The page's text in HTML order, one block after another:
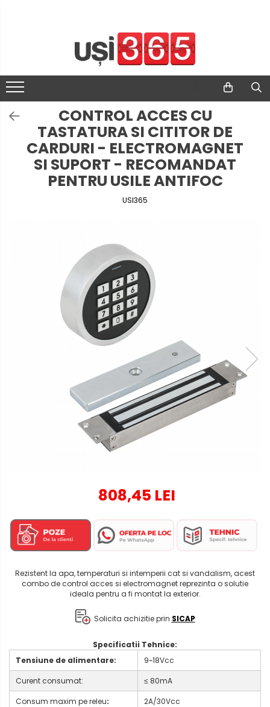
CONTROL ACCES CU
TASTATURA SI CITITOR DE
CARDURI - ELECTROMAGNET
SI SUPORT - RECOMANDAT
PENTRU USILE ANTIFOC
USI365
808,45 LEI
Rezistent la apa, temperaturi si intemperii cat si vandalism, acest
combo de control acces si electromagnet reprezinta o solutie
ideala pentru a fi montat la exterior.
Solicita achizitie prin SICAP
Specificatii Tehnice:
Tensiune de alimentare:
9~18Vcc
Curent consumat:
≤ 80mA
Consum maxim pe releu:
2A/30Vcc